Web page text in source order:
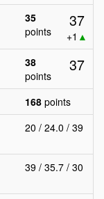
35
points
37
+1 ▲
38
points
37
168 points
20 / 24.0 / 39
39 / 35.7 / 30